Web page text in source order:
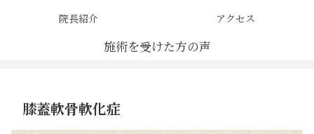
院長紹介
アクセス
膝蓋軟骨軟化症